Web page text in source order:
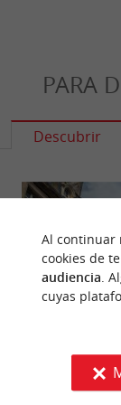
PARA
Descubrir
Bastide de
Al continuar
cookies de
audiencia.
cuyas